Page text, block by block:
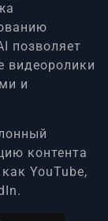
позволяет
видеоролики
и
контента
YouTube,